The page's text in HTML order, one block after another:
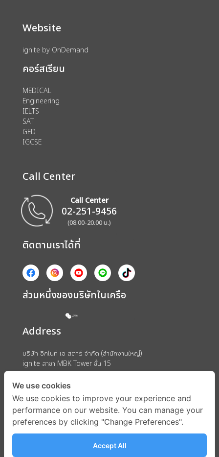
Website
ignite by OnDemand
คอร์สเรียน
MEDICAL
Engineering
IELTS
SAT
GED
IGCSE
Call Center
Call Center
02-251-9456
(08.00-20.00 น.)
ติดตามเราได้ที่
ส่วนหนึ่งของบริษัทในเครือ
Address
บริษัท อิกไนท์ เอ สตาร์ จำกัด (สำนักงานใหญ่)
ignite สาขา MBK Tower ชั้น 15
ถนนพญาไท แขวงวังใหม่ เขตปทุมวัน กรุงเทพมหานคร 10330
We use cookies
We use cookies to improve your experience and
performance on our website. You can manage your
preferences by clicking "Change Preferences".
Accept All